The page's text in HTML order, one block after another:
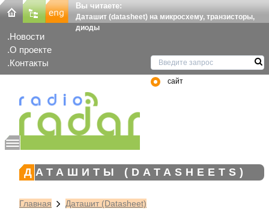
Вы читаете:
Даташит (datasheet) на микросхему, транзисторы,
диоды
Новости
О проекте
Контакты
сайт
ДАТАШИТЫ (DATASHEETS)
Главная Даташит (Datasheet)